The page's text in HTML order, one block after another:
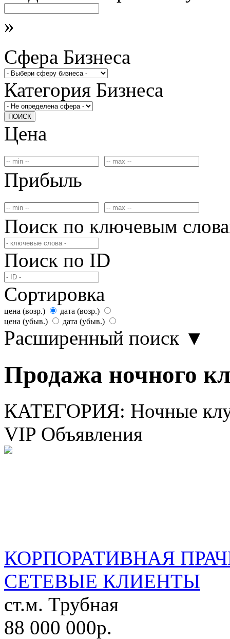
»
Сфера Бизнеса
Категория Бизнеса
ПОИСК
Цена
Прибыль
Поиск по ключевым
Поиск по ID
Сортировка
цена (возр.)
дата (возр.)
цена (убыв.)
дата (убыв.)
Расширенный поиск ▼
Продажа ночного
КАТЕГОРИЯ: Ночные
VIP Объявления
КОРПОРАТИВНАЯ
СЕТЕВЫЕ КЛИЕНТЫ
ст.м. Трубная
88 000 000р.